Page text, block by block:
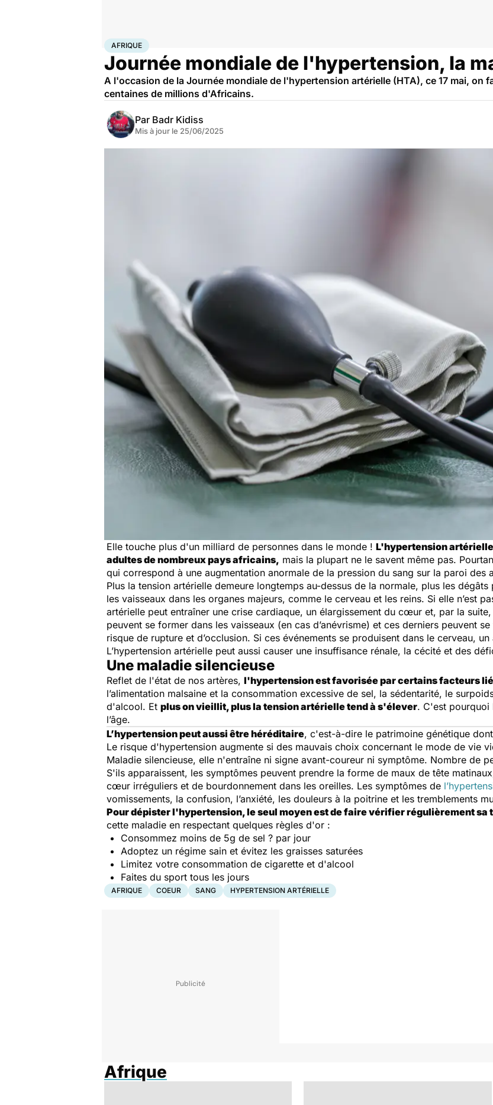
AccueilSantéMaladies
AFRIQUE
Journée mondiale de l'hypertension, la
A l'occasion de la Journée mondiale de l'hypertension artérielle (HTA), ce 17 mai, on
centaines de millions d'Africains.
Par Badr Kidiss
Mis à jour le 25/06/2025
Elle touche plus d'un milliard de personnes dans le monde ! L'hypertension
adultes de nombreux pays africains, mais la plupart ne le savent même pas.
qui correspond à une augmentation anormale de la pression du sang sur la paroi des
Plus la tension artérielle demeure longtemps au-dessus de la normale, plus les
les vaisseaux dans les organes majeurs, comme le cerveau et les reins. Si elle n’est
artérielle peut entraîner une crise cardiaque, un élargissement du cœur et, par la
peuvent se former dans les vaisseaux (en cas d’anévrisme) et ces derniers peuvent
risque de rupture et d’occlusion. Si ces événements se produisent dans le cerveau,
L’hypertension artérielle peut aussi causer une insuffisance rénale, la cécité et des
Une maladie silencieuse
Reflet de l'état de nos artères, l'hypertension est favorisée par certains facteurs
l’alimentation malsaine et la consommation excessive de sel, la sédentarité, le
d'alcool. Et plus on vieillit, plus la tension artérielle tend à s'élever. C'est
l’âge.
L’hypertension peut aussi être héréditaire, c'est-à-dire le patrimoine génétique
Le risque d'hypertension augmente si des mauvais choix concernant le mode de vie
Maladie silencieuse, elle n'entraîne ni signe avant-coureur ni symptôme. Nombre de
S'ils apparaissent, les symptômes peuvent prendre la forme de maux de tête
cœur irréguliers et de bourdonnement dans les oreilles. Les symptômes de
vomissements, la confusion, l’anxiété, les douleurs à la poitrine et les tremblements
Pour dépister l'hypertension, le seul moyen est de faire vérifier régulièrement sa
cette maladie en respectant quelques règles d'or :
Consommez moins de 5g de sel ? par jour
Adoptez un régime sain et évitez les graisses saturées
Limitez votre consommation de cigarette et d'alcool
Faites du sport tous les jours
AFRIQUE COEUR SANG HYPERTENSION ARTÉRIELLE
Afrique